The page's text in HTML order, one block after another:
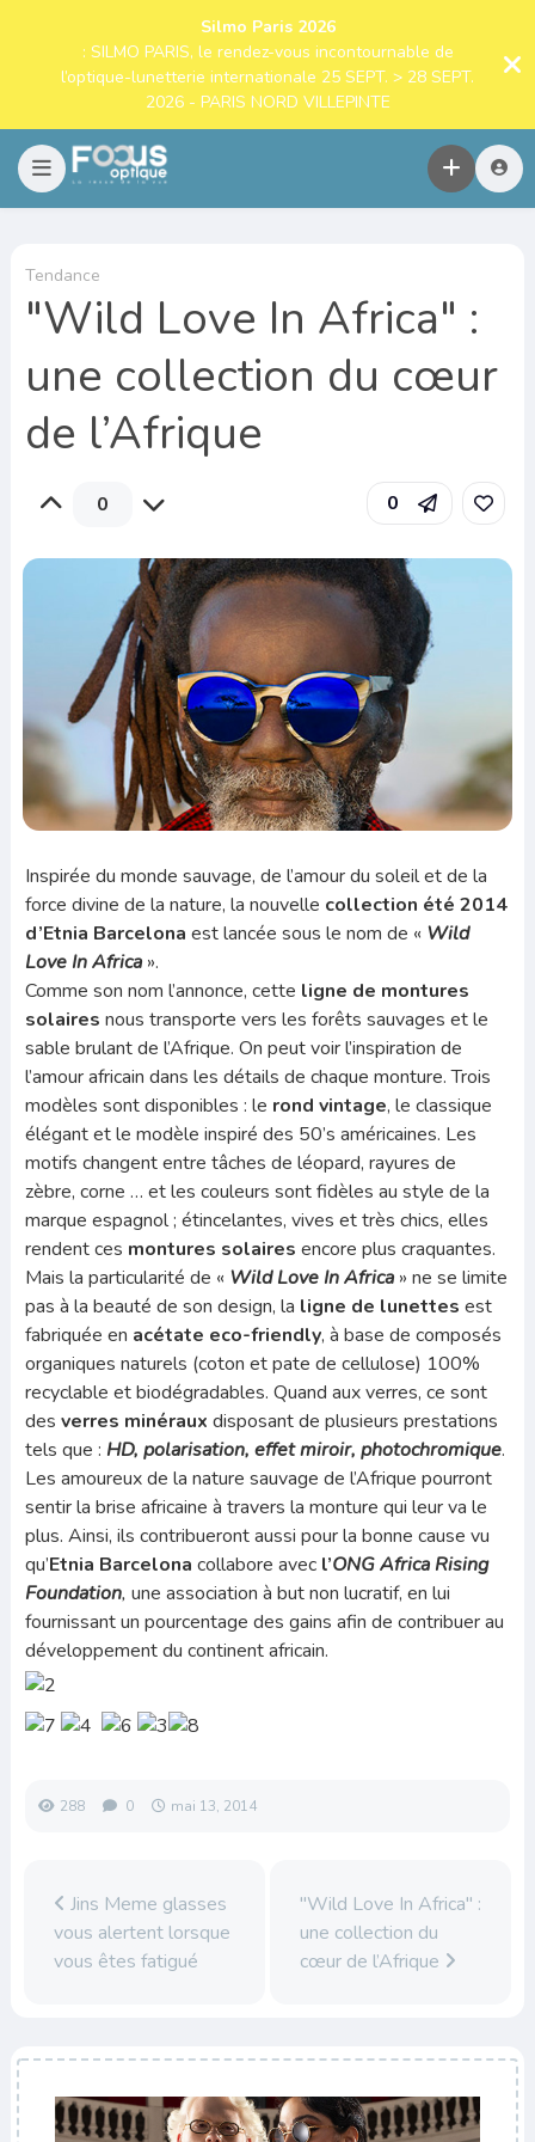
Silmo Paris 2026
: SILMO PARIS, le rendez-vous incontournable de
l’optique-lunetterie internationale 25 SEPT. > 28 SEPT.
2026 - PARIS NORD VILLEPINTE
Tendance
"Wild Love In Africa" :
une collection du cœur
de l’Afrique
0 0
Inspirée du monde sauvage, de l’amour du soleil et de la
force divine de la nature, la nouvelle collection été 2014
d’Etnia Barcelona est lancée sous le nom de « Wild
Love In Africa».
Comme son nom l’annonce, cette ligne de montures
solaires nous transporte vers les forêts sauvages et le
sable brulant de l’Afrique. On peut voir l’inspiration de
l’amour africain dans les détails de chaque monture. Trois
modèles sont disponibles : le rond vintage, le classique
élégant et le modèle inspiré des 50’s américaines. Les
motifs changent entre tâches de léopard, rayures de
zèbre, corne … et les couleurs sont fidèles au style de la
marque espagnol ; étincelantes, vives et très chics, elles
rendent ces montures solaires encore plus craquantes.
Mais la particularité de « Wild Love In Africa» ne se limite
pas à la beauté de son design, la ligne de lunettes est
fabriquée en acétate eco-friendly, à base de composés
organiques naturels (coton et pate de cellulose) 100%
recyclable et biodégradables. Quand aux verres, ce sont
des verres minéraux disposant de plusieurs prestations
tels que : HD, polarisation, effet miroir, photochromique.
Les amoureux de la nature sauvage de l’Afrique pourront
sentir la brise africaine à travers la monture qui leur va le
plus. Ainsi, ils contribueront aussi pour la bonne cause vu
qu’Etnia Barcelona collabore avec l’ONG Africa Rising
Foundation, une association à but non lucratif, en lui
fournissant un pourcentage des gains afin de contribuer au
développement du continent africain.
288 0 mai 13, 2014
Jins Meme glasses
vous alertent lorsque
vous êtes fatigué
"Wild Love In Africa" :
une collection du
cœur de l’Afrique